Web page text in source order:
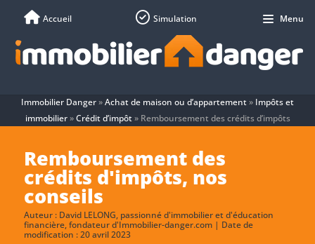
Immobilier Danger»Achat de maison ou d’appartement» Impôts et
immobilier»Crédit d’impôt» Remboursement des crédits d’impôts
Remboursement des
crédits d'impôts, nos
conseils
Auteur : David LELONG, passionné d'immobilier et d'éducation
financière, fondateur d'Immobilier-danger.com | Date de
modification : 20 avril 2023
Accueil Simulation Menu